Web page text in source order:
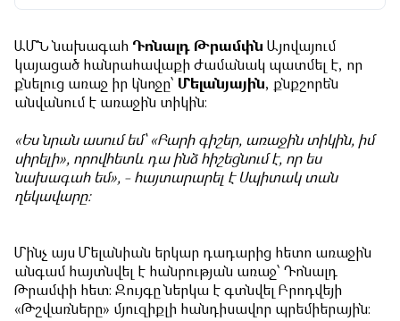
ԱՄՆ նախագահ Դոնալդ Թրամփն Այովայում
կայացած հանրահավաքի ժամանակ պատմել է, որ
քնելուց առաջ իր կնոջը՝ Մելանյային, քնքշորեն
անվանում է առաջին տիկին։
«Ես նրան ասում եմ՝ «Բարի գիշեր, առաջին տիկին, իմ
սիրելի», որովհետև դա ինձ հիշեցնում է, որ ես
նախագահ եմ», - հայտարարել է Սպիտակ տան
ղեկավարը։
Մինչ այս Մելանիան երկար դադարից հետո առաջին
անգամ հայտնվել է հանրության առաջ՝ Դոնալդ
Թրամփի հետ։ Զույգը ներկա է գտնվել Բրոդվեյի
«Թշվառները» մյուզիքլի հանդիսավոր պրեմիերային։